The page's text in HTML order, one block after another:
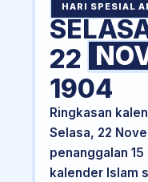
HARI SPESIAL
22
1904
Ringkasan
Selasa, 22
penanggalan 15
kalender Islam